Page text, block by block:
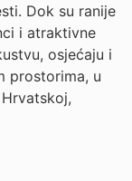
Dok su ranije
i atraktivne
osjećaju i
prostorima, u